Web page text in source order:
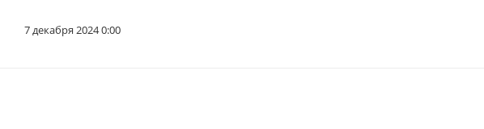
7 декабря 2024 0:00